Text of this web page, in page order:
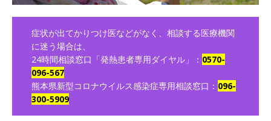
症状が出てかりつけ医などがなく、相談する医療機関
に迷う場合は、
24時間相談窓口「発熱患者専用ダイヤル」： 0570-
096-567
熊本県新型コロナウイルス感染症専用相談窓口： 096-
300-5909